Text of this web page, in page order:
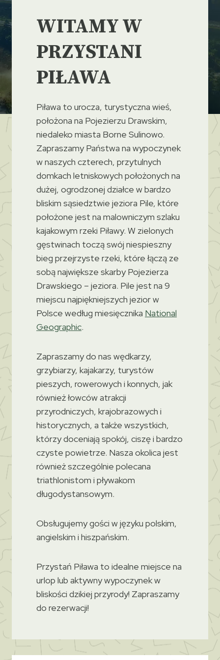
WITAMY W
PRZYSTANI
PIŁAWA
Piława to urocza, turystyczna wieś,
położona na Pojezierzu Drawskim,
niedaleko miasta Borne Sulinowo.
Zapraszamy Państwa na wypoczynek
w naszych czterech, przytulnych
domkach letniskowych położonych na
dużej, ogrodzonej działce w bardzo
bliskim sąsiedztwie jeziora Pile, które
położone jest na malowniczym szlaku
kajakowym rzeki Piławy. W zielonych
gęstwinach toczą swój niespieszny
bieg przejrzyste rzeki, które łączą ze
sobą największe skarby Pojezierza
Drawskiego – jeziora. Pile jest na 9
miejscu najpiękniejszych jezior w
Polsce według miesięcznika National
Geographic.
Zapraszamy do nas wędkarzy,
grzybiarzy, kajakarzy, turystów
pieszych, rowerowych i konnych, jak
również łowców atrakcji
przyrodniczych, krajobrazowych i
historycznych, a także wszystkich,
którzy doceniają spokój, ciszę i bardzo
czyste powietrze. Nasza okolica jest
również szczególnie polecana
triathlonistom i pływakom
długodystansowym.
Obsługujemy gości w języku polskim,
angielskim i hiszpańskim.
Przystań Piława to idealne miejsce na
urlop lub aktywny wypoczynek w
bliskości dzikiej przyrody! Zapraszamy
do rezerwacji!